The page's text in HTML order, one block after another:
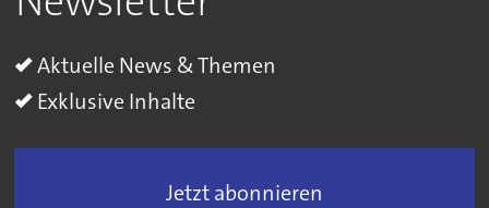
Aktuelle News & Themen
Exklusive Inhalte
Jetzt abonnieren